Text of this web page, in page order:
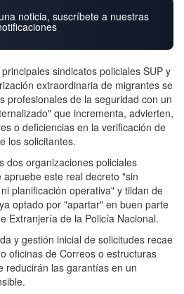
noticia, suscríbete a nuestras
sindicatos policiales SUP y
extraordinaria de migrantes se
profesionales de la seguridad con un
que incrementa, advierten,
o deficiencias en la verificación de
los solicitantes.
dos organizaciones policiales
este real decreto "sin
planificación operativa" y tildan de
optado por "apartar" en buen parte
Extranjería de la Policía Nacional.
y gestión inicial de solicitudes recae
oficinas de Correos o estructuras
reducirán las garantías en un